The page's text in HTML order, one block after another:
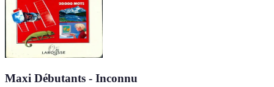
Maxi Débutants - Inconnu